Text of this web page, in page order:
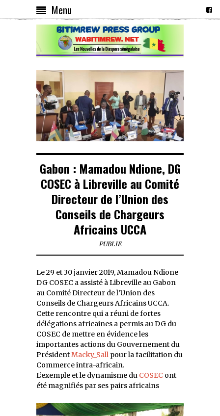
Menu
Gabon : Mamadou Ndione, DG
COSEC à Libreville au Comité
Directeur de l’Union des
Conseils de Chargeurs
Africains UCCA
PUBLIE
Le 29 et 30 janvier 2019, Mamadou Ndione
DG COSEC a assisté à Libreville au Gabon
au Comité Directeur de l’Union des
Conseils de Chargeurs Africains UCCA.
Cette rencontre qui a réuni de fortes
délégations africaines a permis au DG du
COSEC de mettre en évidence les
importantes actions du Gouvernement du
PrésidentMacky_Sall pour la facilitation du
Commerce intra-africain.
L’exemple et le dynamisme du COSEC ont
été magnifiés par ses pairs africains